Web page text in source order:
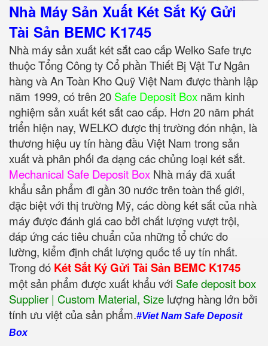
Nhà Máy Sản Xuất Két Sắt Ký Gửi
Tài Sản BEMC K1745
Nhà máy sản xuất két sắt cao cấp Welko Safe trực
thuộc Tổng Công ty Cổ phần Thiết Bị Vật Tư Ngân
hàng và An Toàn Kho Quỹ Việt Nam được thành lập
năm 1999, có trên 20 Safe Deposit Box năm kinh
nghiệm sản xuất két sắt cao cấp. Hơn 20 năm phát
triển hiện nay, WELKO được thị trường đón nhận, là
thương hiệu uy tín hàng đầu Việt Nam trong sản
xuất và phân phối đa dạng các chủng loại két sắt.
Mechanical Safe Deposit Box Nhà máy đã xuất
khẩu sản phẩm đi gần 30 nước trên toàn thế giới,
đặc biệt với thị trường Mỹ, các dòng két sắt của nhà
máy được đánh giá cao bởi chất lượng vượt trội,
đáp ứng các tiêu chuẩn của những tổ chức đo
lường, kiểm định chất lượng quốc tế uy tín nhất.
Trong đó Két Sắt Ký Gửi Tài Sản BEMC K1745
một sản phẩm được xuất khẩu với Safe deposit box
Supplier | Custom Material, Size ‎ lượng hàng lớn bởi
tính ưu việt của sản phẩm.#Viet Nam Safe Deposit
Box